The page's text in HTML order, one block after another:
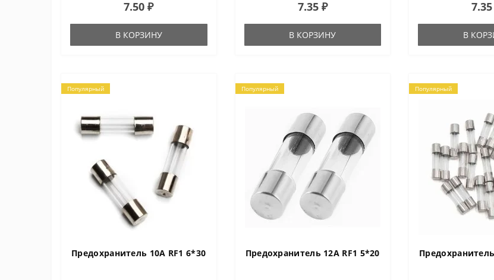
(A).Для защиты светорегуляторов,
аварийного освещения, чувст..
7.50 ₽
В КОРЗИНУ
напряжение,В 250. Номинальный
7.35 ₽
В КОРЗИНУ
напряжение,В 250.
В
Популярный
Предохранитель 10A RF1 6*30
Популярный
Предохранитель 12A RF1 5*20
Популярный